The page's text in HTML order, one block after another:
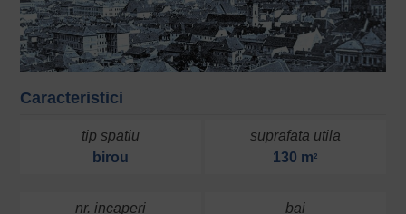
Caracteristici
tip spatiu
birou
suprafata utila
130 m2
nr. incaperi
bai